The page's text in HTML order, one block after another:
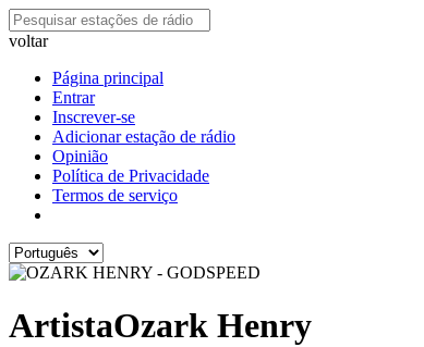
voltar
Página principal
Entrar
Inscrever-se
Adicionar estação de rádio
Opinião
Política de Privacidade
Termos de serviço
ArtistaOzark Henry